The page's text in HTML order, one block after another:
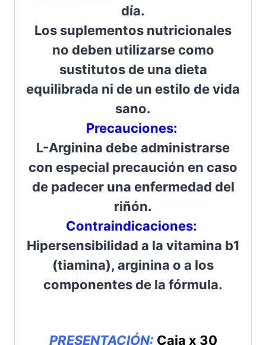
día.
Los suplementos nutricionales
no deben utilizarse como
sustitutos de una dieta
equilibrada ni de un estilo de vida
sano.
Precauciones:
L-Arginina debe administrarse
con especial precaución en caso
de padecer una enfermedad del
riñón.
Contraindicaciones:
Hipersensibilidad a la vitamina b1
(tiamina), arginina o a los
componentes de la fórmula.
PRESENTACIÓN: Caja x 30